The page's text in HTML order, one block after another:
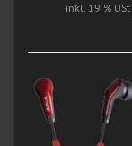
inkl. 19 % USt